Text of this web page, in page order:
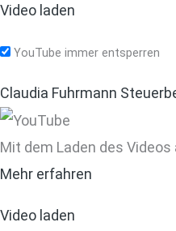
Video laden
YouTube immer entsperren
Claudia Fuhrmann
Mit dem Laden des
Mehr erfahren
Video laden